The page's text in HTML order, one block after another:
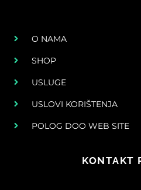
O NAMA
SHOP
USLUGE
USLOVI KORIŠTENJA
POLOG DOO WEB SITE
KONTAKT